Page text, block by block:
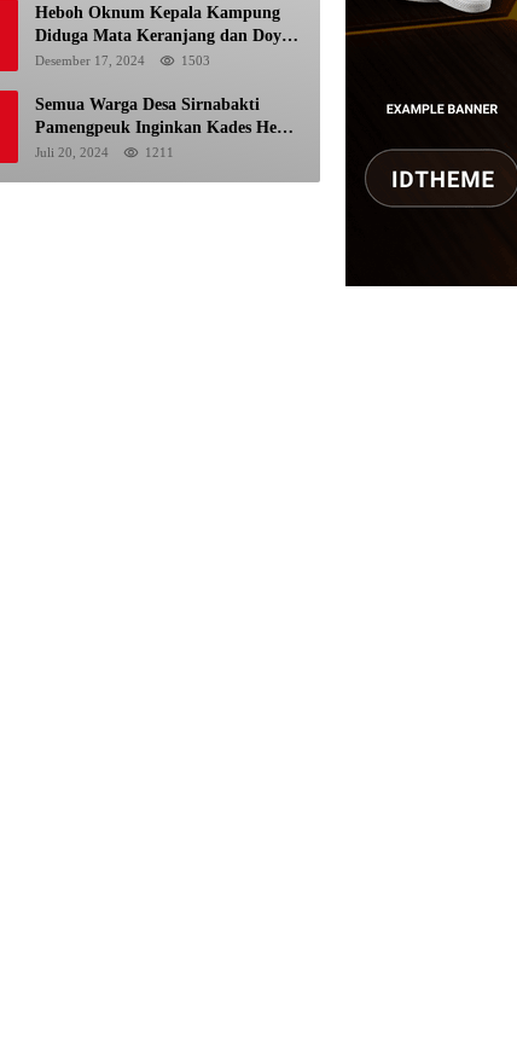
Heboh Oknum Kepala Kampung
Diduga Mata Keranjang dan Doyan
Istri Orang
Desember 17, 2024 1503
Semua Warga Desa Sirnabakti
Pamengpeuk Inginkan Kades Herdi
Hidayat di Berhentikan Dari
Juli 20, 2024 1211